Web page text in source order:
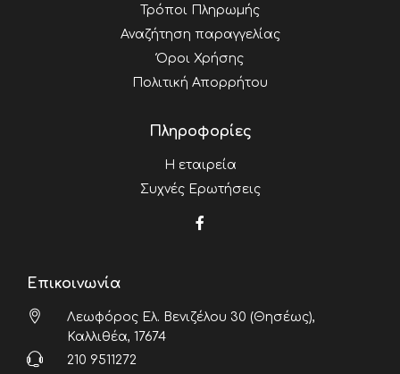
Τρόποι Πληρωμής
Αναζήτηση παραγγελίας
Όροι Χρήσης
Πολιτική Απορρήτου
Πληροφορίες
Η εταιρεία
Συχνές Ερωτήσεις
Επικοινωνία
Λεωφόρος Ελ. Βενιζέλου 30 (Θησέως),
Καλλιθέα, 17674
210 9511272